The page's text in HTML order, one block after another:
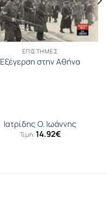
ΕΠΙΣΤΉΜΕΣ
Εξέγερση στην Αθήνα
Ιατρίδης O. Ιωάννης
Τιμή: 14.92€